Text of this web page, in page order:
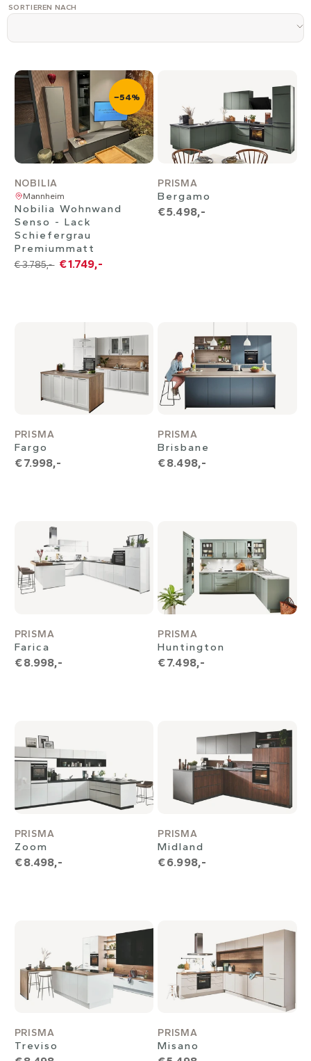
SORTIEREN NACH
−54%
NOBILIA
Mannheim
Nobilia Wohnwand
Senso - Lack
Schiefergrau
Premiummatt
€ 3.785,- € 1.749,-
PRISMA
Bergamo
€ 5.498,-
PRISMA
Fargo
€ 7.998,-
PRISMA
Brisbane
€ 8.498,-
PRISMA
Farica
€ 8.998,-
PRISMA
Huntington
€ 7.498,-
PRISMA
Zoom
€ 8.498,-
PRISMA
Midland
€ 6.998,-
PRISMA
Treviso
PRISMA
Misano